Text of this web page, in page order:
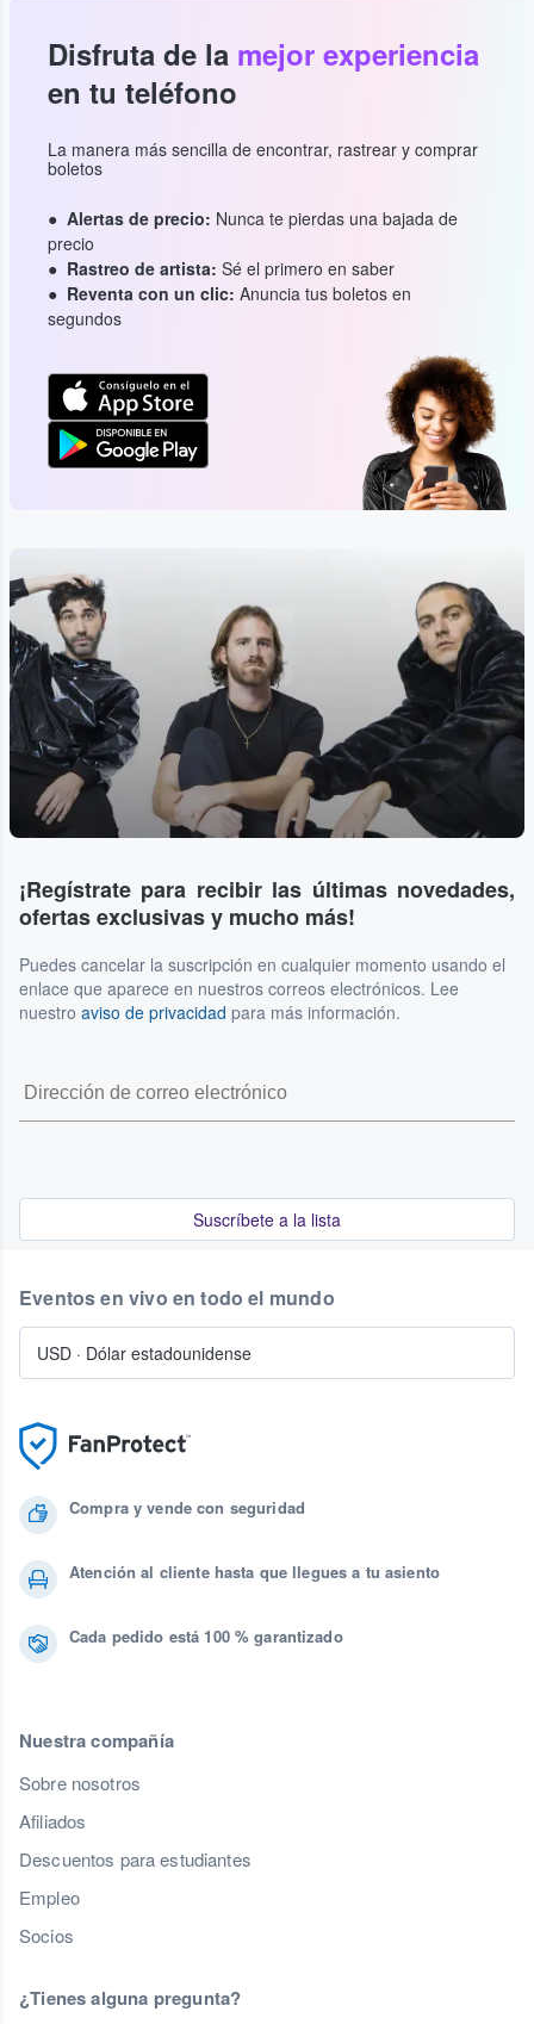
Disfruta de la mejor experiencia
en tu teléfono
La manera más sencilla de encontrar, rastrear y comprar
boletos
Alertas de precio: Nunca te pierdas una bajada de
precio
Rastreo de artista: Sé el primero en saber
Reventa con un clic: Anuncia tus boletos en
segundos
¡Regístrate para recibir las últimas novedades,
ofertas exclusivas y mucho más!
Puedes cancelar la suscripción en cualquier momento usando el
enlace que aparece en nuestros correos electrónicos. Lee
nuestro aviso de privacidad para más información.
Suscríbete a la lista
Compra y vende con seguridad
Atención al cliente hasta que llegues a tu asiento
Cada pedido está 100 % garantizado
Nuestra compañía
Sobre nosotros
Afiliados
Descuentos para estudiantes
Empleo
Socios
¿Tienes alguna pregunta?
Eventos en vivo en todo el mundo
USD · Dólar estadounidense